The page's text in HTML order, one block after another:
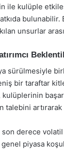
ile kulüple
unsurlar
sürülmesiyle
bir taraftar
talebini
derece volatil
piyasa